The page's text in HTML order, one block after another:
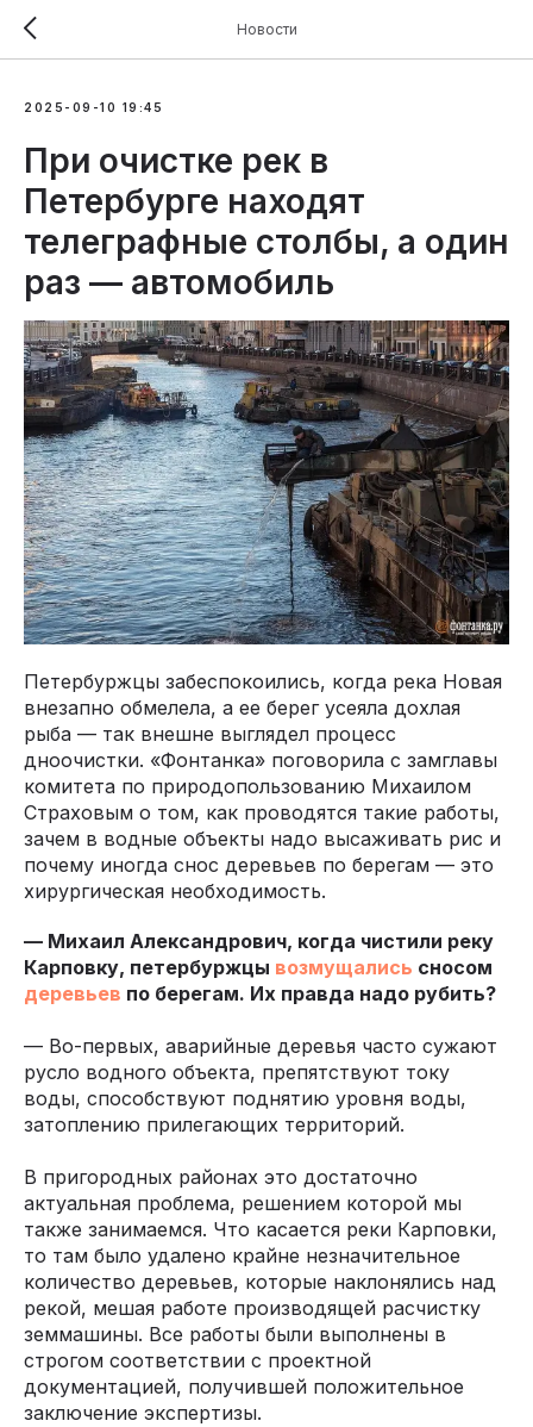
Новости
2025-09-10 19:45
При очистке рек в
Петербурге находят
телеграфные столбы, а один
раз — автомобиль
Петербуржцы забеспокоились, когда река Новая
внезапно обмелела, а ее берег усеяла дохлая
рыба — так внешне выглядел процесс
дноочистки. «Фонтанка» поговорила с замглавы
комитета по природопользованию Михаилом
Страховым о том, как проводятся такие работы,
зачем в водные объекты надо высаживать рис и
почему иногда снос деревьев по берегам — это
хирургическая необходимость.
— Михаил Александрович, когда чистили реку
Карповку, петербуржцы возмущались сносом
деревьев по берегам. Их правда надо рубить?
— Во-первых, аварийные деревья часто сужают
русло водного объекта, препятствуют току
воды, способствуют поднятию уровня воды,
затоплению прилегающих территорий.
В пригородных районах это достаточно
актуальная проблема, решением которой мы
также занимаемся. Что касается реки Карповки,
то там было удалено крайне незначительное
количество деревьев, которые наклонялись над
рекой, мешая работе производящей расчистку
земмашины. Все работы были выполнены в
строгом соответствии с проектной
документацией, получившей положительное
заключение экспертизы.